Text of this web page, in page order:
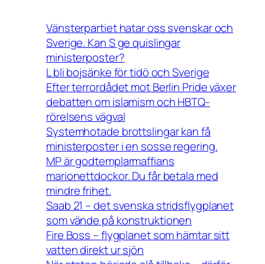
Vänsterpartiet hatar oss svenskar och
Sverige. Kan S ge quislingar
ministerposter?
L bli bojsänke för tidö och Sverige
Efter terrordådet mot Berlin Pride växer
debatten om islamism och HBTQ-
rörelsens vägval
Systemhotade brottslingar kan få
ministerposter i en sosse regering.
MP är godtemplarmaffians
marionettdockor. Du får betala med
mindre frihet.
Saab 21 – det svenska stridsflygplanet
som vände på konstruktionen
Fire Boss – flygplanet som hämtar sitt
vatten direkt ur sjön